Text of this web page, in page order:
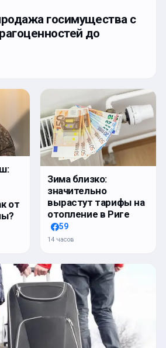
госимущества с
до
от
Зима близко:
значительно
вырастут тарифы на
отопление в Риге
59
14 часов